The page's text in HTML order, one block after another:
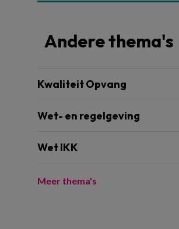
Andere thema's
Kwaliteit Opvang
Wet- en regelgeving
Wet IKK
Meer thema's